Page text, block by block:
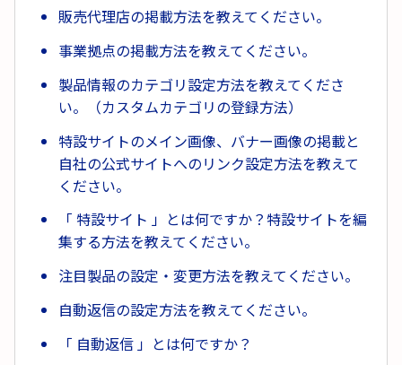
販売代理店の掲載方法を教えてください。
事業拠点の掲載方法を教えてください。
製品情報のカテゴリ設定方法を教えてくださ
い。（カスタムカテゴリの登録方法）
特設サイトのメイン画像、バナー画像の掲載と
自社の公式サイトへのリンク設定方法を教えて
ください。
「 特設サイト 」とは何ですか？特設サイトを編
集する方法を教えてください。
注目製品の設定・変更方法を教えてください。
自動返信の設定方法を教えてください。
「 自動返信 」とは何ですか？